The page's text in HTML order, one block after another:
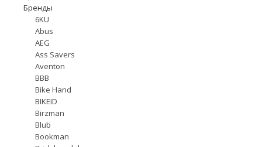
Бренды
6KU
Abus
AEG
Ass Savers
Aventon
BBB
Bike Hand
BIKEID
Birzman
Blub
Bookman